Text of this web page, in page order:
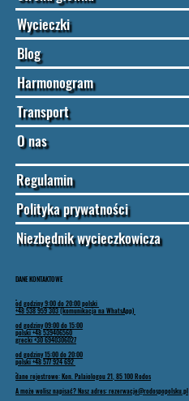
DANE KONTAKTOWE
od godziny 9:00 do 20:00 polski
+48 538 959 303 (komunikacja na WhatsApp)
od godziny 09:00 do 15:00
polski +48 539406560
grecki +30 6940306027
od godziny 15:00 do 20:00
polski +48 577 924 692
dane rejestrowe: Kon. Palaiologou 21, 85 100 Rodos
A może wolisz napisać? Nasz adres: rezerwacje@rodospopolsku.pl
Wycieczki
Blog
Harmonogram
Transport
O nas
Regulamin
Polityka prywatności
Niezbędnik wycieczkowicza